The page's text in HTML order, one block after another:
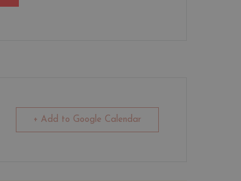
+ Add to Google Calendar